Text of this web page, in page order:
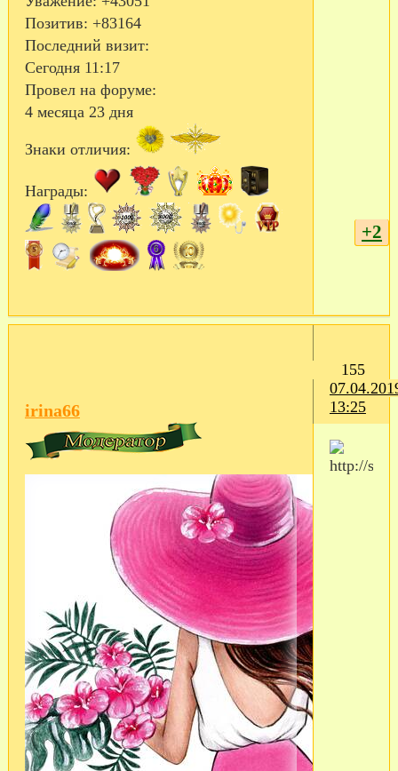
Позитив: +83164
Последний визит:
Сегодня 11:17
Провел на форуме:
4 месяца 23 дня
Знаки отличия:
Награды:
+2
155
13:25
irina66